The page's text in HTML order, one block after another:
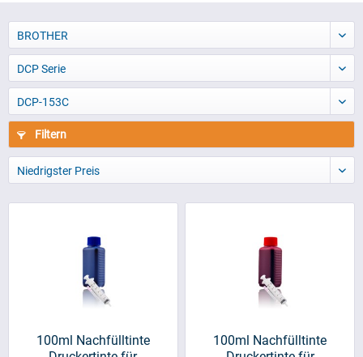
BROTHER
DCP Serie
DCP-153C
Filtern
Niedrigster Preis
100ml Nachfülltinte
100ml Nachfülltinte